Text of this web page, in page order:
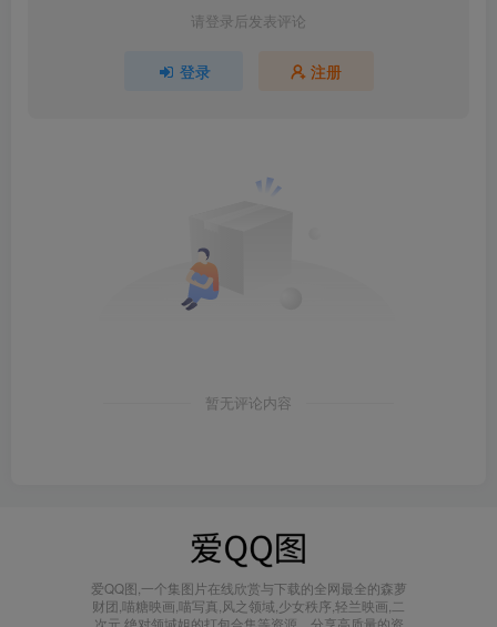
请登录后发表评论
登录 注册
暂无评论内容
爱QQ图,一个集图片在线欣赏与下载的全网最全的森萝
财团,喵糖映画,喵写真,风之领域,少女秩序,轻兰映画,二
次元,绝对领域姐的打包合集等资源，分享高质量的资